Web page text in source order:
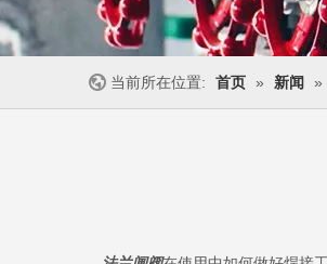
当前所在位置: 首页 » 新闻 »